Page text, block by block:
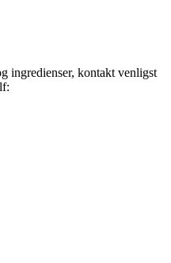
ingredienser, kontakt venligst